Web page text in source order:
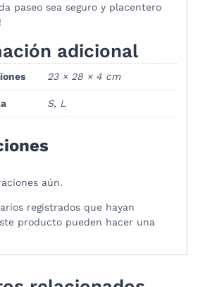
paseo sea seguro y placentero
adicional
23 × 28 × 4 cm
S, L
aún.
registrados que hayan
producto pueden hacer una